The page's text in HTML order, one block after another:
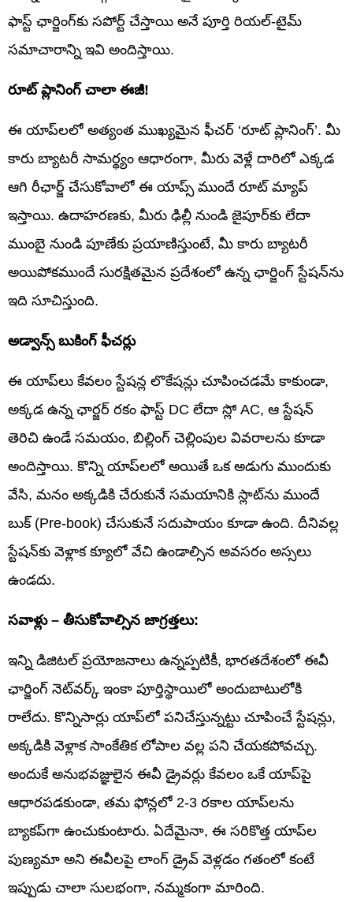
ఫాస్ట్ ఛార్జింగ్‌కు సపోర్ట్ చేస్తాయి అనే పూర్తి రియల్-టైమ్
సమాచారాన్ని ఇవి అందిస్తాయి.
రూట్ ప్లానింగ్ చాలా ఈజీ!
ఈ యాప్‌లలో అత్యంత ముఖ్యమైన ఫీచర్ ‘రూట్ ప్లానింగ్’. మీ
కారు బ్యాటరీ సామర్థ్యం ఆధారంగా, మీరు వెళ్లే దారిలో ఎక్కడ
ఆగి రీఛార్జ్ చేసుకోవాలో ఈ యాప్స్ ముందే రూట్ మ్యాప్
ఇస్తాయి. ఉదాహరణకు, మీరు ఢిల్లీ నుండి జైపూర్‌కు లేదా
ముంబై నుండి పూణేకు ప్రయాణిస్తుంటే, మీ కారు బ్యాటరీ
అయిపోకముందే సురక్షితమైన ప్రదేశంలో ఉన్న ఛార్జింగ్ స్టేషన్‌ను
ఇది సూచిస్తుంది.
అడ్వాన్స్ బుకింగ్ ఫీచర్లు
ఈ యాప్‌లు కేవలం స్టేషన్ల లొకేషన్లు చూపించడమే కాకుండా,
అక్కడ ఉన్న ఛార్జర్ రకం ఫాస్ట్ DC లేదా స్లో AC, ఆ స్టేషన్
తెరిచి ఉండే సమయం, బిల్లింగ్ చెల్లింపుల వివరాలను కూడా
అందిస్తాయి. కొన్ని యాప్‌లలో అయితే ఒక అడుగు ముందుకు
వేసి, మనం అక్కడికి చేరుకునే సమయానికి స్లాట్‌ను ముందే
బుక్ (Pre-book) చేసుకునే సదుపాయం కూడా ఉంది. దీనివల్ల
స్టేషన్‌కు వెళ్లాక క్యూలో వేచి ఉండాల్సిన అవసరం అస్సలు
ఉండదు.
సవాళ్లు – తీసుకోవాల్సిన జాగ్రత్తలు:
ఇన్ని డిజిటల్ ప్రయోజనాలు ఉన్నప్పటికీ, భారతదేశంలో ఈవీ
ఛార్జింగ్ నెట్‌వర్క్ ఇంకా పూర్తిస్థాయిలో అందుబాటులోకి
రాలేదు. కొన్నిసార్లు యాప్‌లో పనిచేస్తున్నట్టు చూపించే స్టేషన్లు,
అక్కడికి వెళ్లాక సాంకేతిక లోపాల వల్ల పని చేయకపోవచ్చు.
అందుకే అనుభవజ్ఞులైన ఈవీ డ్రైవర్లు కేవలం ఒకే యాప్‌పై
ఆధారపడకుండా, తమ ఫోన్లలో 2-3 రకాల యాప్‌లను
బ్యాకప్‌గా ఉంచుకుంటారు. ఏదేమైనా, ఈ సరికొత్త యాప్‌ల
పుణ్యమా అని ఈవీలపై లాంగ్ డ్రైవ్ వెళ్లడం గతంలో కంటే
ఇప్పుడు చాలా సులభంగా, నమ్మకంగా మారింది.